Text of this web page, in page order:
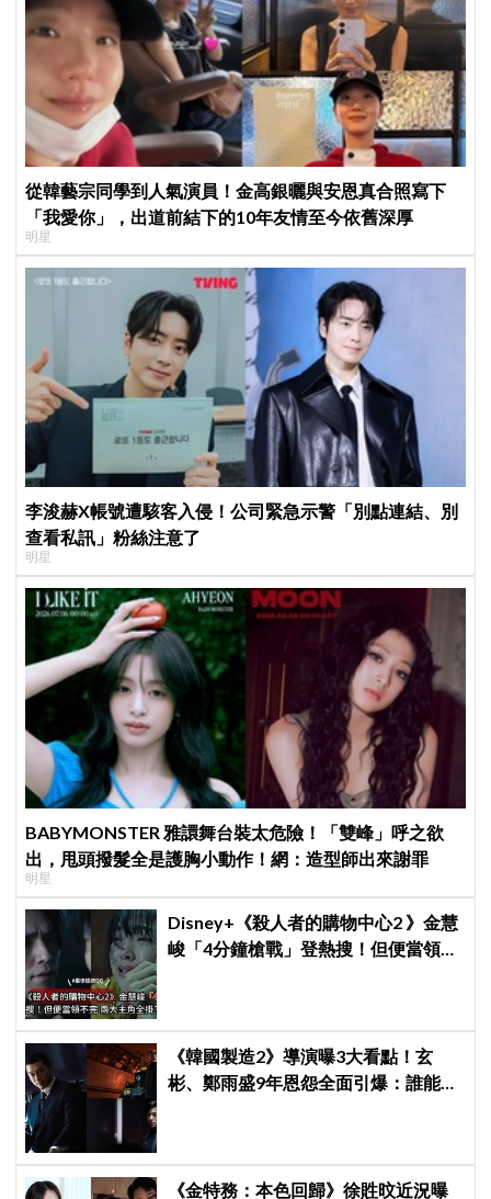
從韓藝宗同學到人氣演員！金高銀曬與安恩真合照寫下
「我愛你」，出道前結下的10年友情至今依舊深厚
明星
李浚赫X帳號遭駭客入侵！公司緊急示警「別點連結、別
查看私訊」粉絲注意了
明星
BABYMONSTER 雅譞舞台裝太危險！「雙峰」呼之欲
出，甩頭撥髮全是護胸小動作！網：造型師出來謝罪
明星
Disney+《殺人者的購物中心2 》金慧
峻「4分鐘槍戰」登熱搜！但便當領不
《韓國製造2》導演曝3大看點！玄
彬、鄭雨盛9年恩怨全面引爆：誰能活
《金特務：本色回歸》徐貹旼近況曝